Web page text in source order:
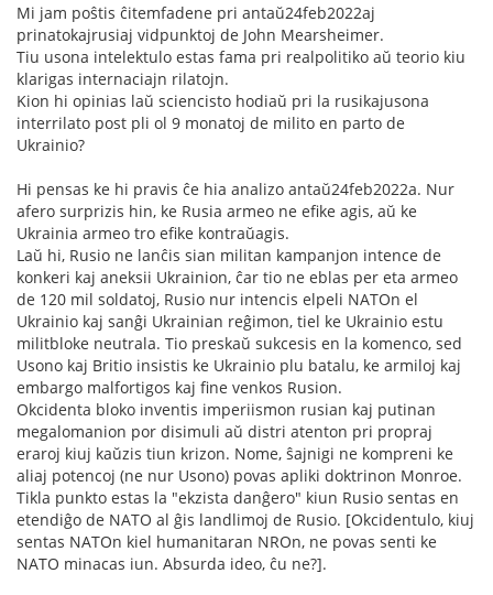
Mi jam poŝtis ĉitemfadene pri antaŭ24feb2022aj
prinatokajrusiaj vidpunktoj de John Mearsheimer.
Tiu usona intelektulo estas fama pri realpolitiko aŭ teorio kiu
klarigas internaciajn rilatojn.
Kion hi opinias laŭ sciencisto hodiaŭ pri la rusikajusona
interrilato post pli ol 9 monatoj de milito en parto de
Ukrainio?
Hi pensas ke hi pravis ĉe hia analizo antaŭ24feb2022a. Nur
afero surprizis hin, ke Rusia armeo ne efike agis, aŭ ke
Ukrainia armeo tro efike kontraŭagis.
Laŭ hi, Rusio ne lanĉis sian militan kampanjon intence de
konkeri kaj aneksii Ukrainion, ĉar tio ne eblas per eta armeo
de 120 mil soldatoj, Rusio nur intencis elpeli NATOn el
Ukrainio kaj sanĝi Ukrainian reĝimon, tiel ke Ukrainio estu
militbloke neutrala. Tio preskaŭ sukcesis en la komenco, sed
Usono kaj Britio insistis ke Ukrainio plu batalu, ke armiloj kaj
embargo malfortigos kaj fine venkos Rusion.
Okcidenta bloko inventis imperiismon rusian kaj putinan
megalomanion por disimuli aŭ distri atenton pri propraj
eraroj kiuj kaŭzis tiun krizon. Nome, ŝajnigi ne kompreni ke
aliaj potencoj (ne nur Usono) povas apliki doktrinon Monroe.
Tikla punkto estas la "ekzista danĝero" kiun Rusio sentas en
etendiĝo de NATO al ĝis landlimoj de Rusio. [Okcidentulo, kiuj
sentas NATOn kiel humanitaran NROn, ne povas senti ke
NATO minacas iun. Absurda ideo, ĉu ne?].